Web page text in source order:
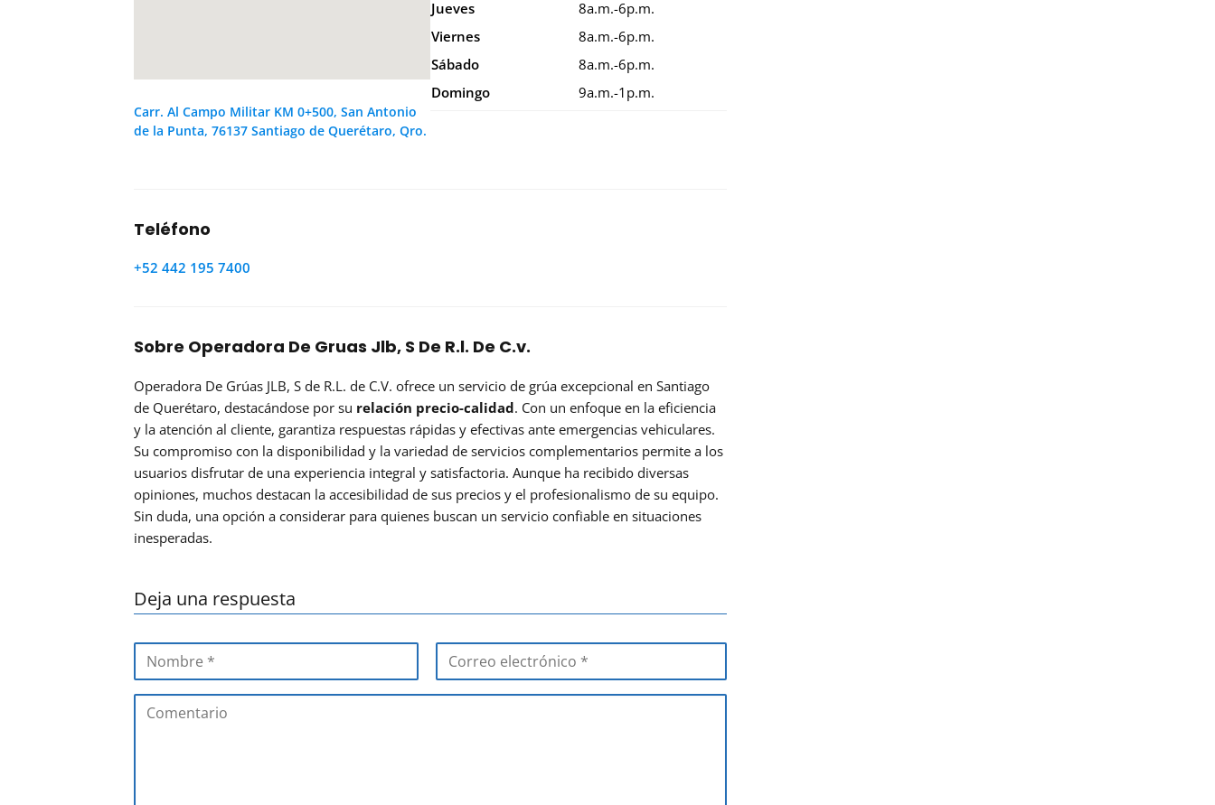
Carr. Al Campo Militar KM 0+500, San Antonio
de la Punta, 76137 Santiago de Querétaro, Qro.
Jueves
8a.m.-6p.m.
Viernes
8a.m.-6p.m.
Sábado
8a.m.-6p.m.
Domingo
9a.m.-1p.m.
Teléfono
+52 442 195 7400
Sobre Operadora De Gruas Jlb, S De R.l. De C.v.
Operadora De Grúas JLB, S de R.L. de C.V. ofrece un servicio de grúa excepcional en Santiago
de Querétaro, destacándose por su relación precio-calidad. Con un enfoque en la eficiencia
y la atención al cliente, garantiza respuestas rápidas y efectivas ante emergencias vehiculares.
Su compromiso con la disponibilidad y la variedad de servicios complementarios permite a los
usuarios disfrutar de una experiencia integral y satisfactoria. Aunque ha recibido diversas
opiniones, muchos destacan la accesibilidad de sus precios y el profesionalismo de su equipo.
Sin duda, una opción a considerar para quienes buscan un servicio confiable en situaciones
inesperadas.
Deja una respuesta